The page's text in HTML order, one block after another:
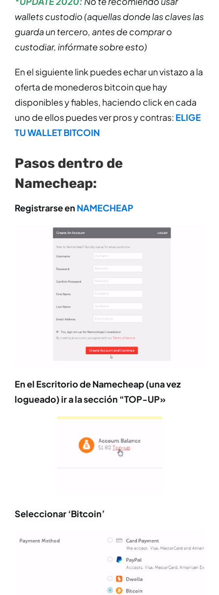
wallets custodio (aquellas donde las claves las
guarda un tercero, antes de comprar o
custodiar, infórmate sobre esto)
En el siguiente link puedes echar un vistazo a la
oferta de monederos bitcoin que hay
disponibles y fiables, haciendo click en cada
uno de ellos puedes ver pros y contras: ELIGE
TU WALLET BITCOIN
Pasos dentro de
Namecheap:
Registrarse en NAMECHEAP
En el Escritorio de Namecheap (una vez
logueado) ir a la sección “TOP-UP»
Seleccionar ‘Bitcoin’